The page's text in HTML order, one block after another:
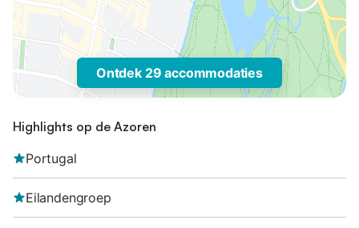
Ontdek 29 accommodaties
Highlights op de Azoren
Portugal
Eilandengroep